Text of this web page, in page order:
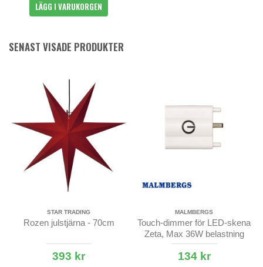
LÄGG I VARUKORGEN
SENAST VISADE PRODUKTER
STAR TRADING
Rozen julstjärna - 70cm
393 kr
MALMBERGS
Touch-dimmer för LED-skena
Zeta, Max 36W belastning
134 kr